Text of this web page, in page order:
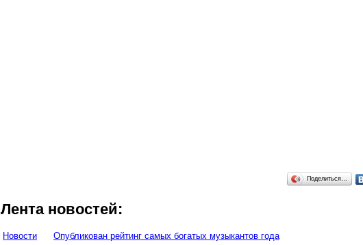
Поделиться…
Лента новостей:
Новости
Опубликован рейтинг самых богатых музыкантов года